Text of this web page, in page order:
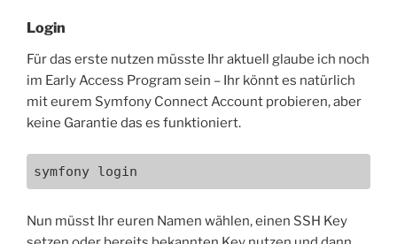
Login
Für das erste nutzen müsste Ihr aktuell glaube ich noch
im Early Access Program sein – Ihr könnt es natürlich
mit eurem Symfony Connect Account probieren, aber
keine Garantie das es funktioniert.
symfony login
Nun müsst Ihr euren Namen wählen, einen SSH Key